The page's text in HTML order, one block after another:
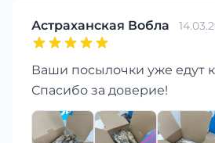
Астраханская Вобла
Ваши посылочки уже едут
Спасибо за доверие!